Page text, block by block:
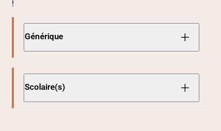
!
Générique
Scolaire(s)